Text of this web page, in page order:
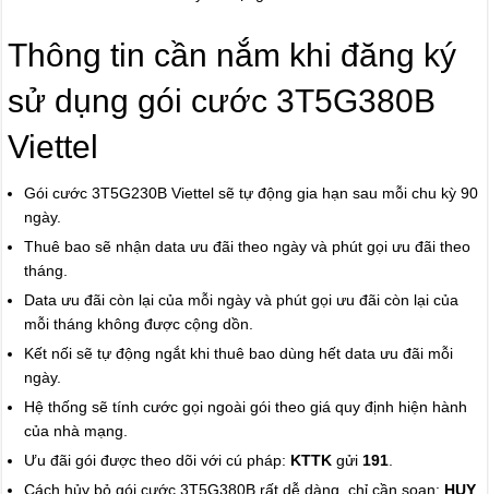
Thông tin cần nắm khi đăng ký
sử dụng gói cước 3T5G380B
Viettel
Gói cước 3T5G230B Viettel sẽ tự động gia hạn sau mỗi chu kỳ 90
ngày.
Thuê bao sẽ nhận data ưu đãi theo ngày và phút gọi ưu đãi theo
tháng.
Data ưu đãi còn lại của mỗi ngày và phút gọi ưu đãi còn lại của
mỗi tháng không được cộng dồn.
Kết nối sẽ tự động ngắt khi thuê bao dùng hết data ưu đãi mỗi
ngày.
Hệ thống sẽ tính cước gọi ngoài gói theo giá quy định hiện hành
của nhà mạng.
Ưu đãi gói được theo dõi với cú pháp: KTTKgửi 191
Cách hủy bỏ gói cước 3T5G380B rất dễ dàng, chỉ cần soạn: HUY